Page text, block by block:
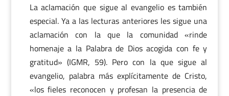
La aclamación que sigue al evangelio es también
especial. Ya a las lecturas anteriores les sigue una
aclamación con la que la comunidad «rinde
homenaje a la Palabra de Dios acogida con fe y
gratitud» (IGMR, 59). Pero con la que sigue al
evangelio, palabra más explícitamente de Cristo,
«los fieles reconocen y profesan la presencia de